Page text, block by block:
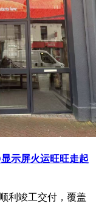
示屏火运旺旺走起
利竣工交付，覆盖